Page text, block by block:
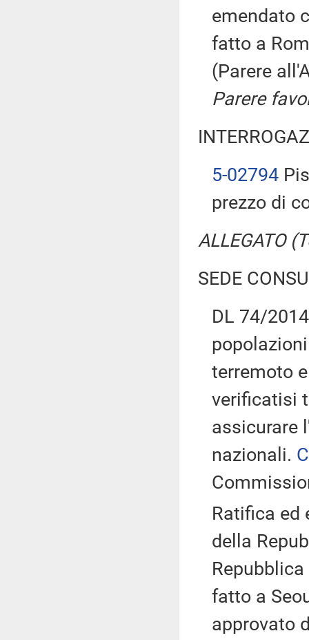
emendato
fatto a
(Parere
Parere
5-02794
prezzo di
ALLEGATO
SEDE
DL 74/
terremoto
verificatisi
assicurare
nazionali.
Ratifica ed
della
fatto a
approvato